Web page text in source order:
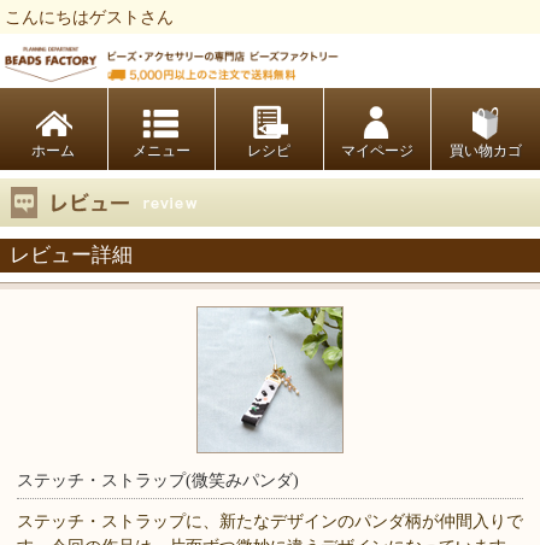
こんにちはゲストさん
ホーム レシピ マイページ 買い物カゴ
レビュー詳細
ステッチ・ストラップ(微笑みパンダ)
ステッチ・ストラップに、新たなデザインのパンダ柄が仲間入りで